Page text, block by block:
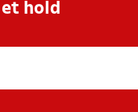
hold